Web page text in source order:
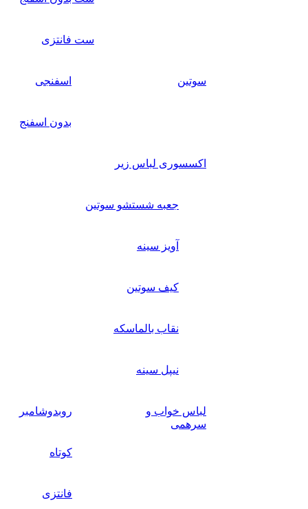
ست فانتزی
سوتین اسفنجی
بدون اسفنج
اکسسوری لباس زیر
جعبه شستشو سوتین
آویز سینه
کیف سوتین
نقاب بالماسکه
نیپل سینه
لباس خواب و
سرهمی
روبدوشامبر
کوتاه
فانتزی